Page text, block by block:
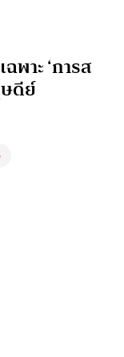
าะ ‘การส
ดีย์